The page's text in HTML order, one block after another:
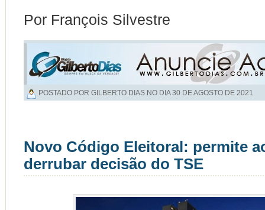
Por François Silvestre
POSTADO POR GILBERTO DIAS NO DIA30 DE AGOSTO DE 2021
Novo Código Eleitoral: permite
derrubar decisão do TSE